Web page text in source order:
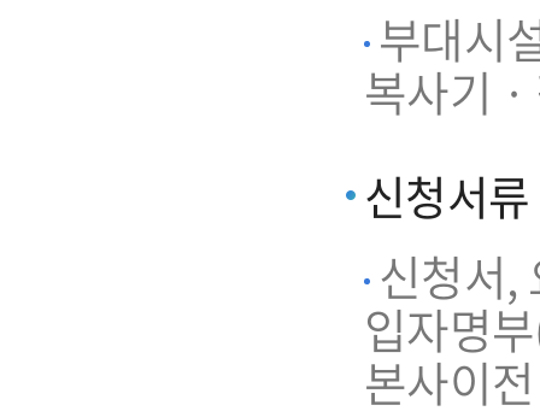
부대시
복사기
신청서류
신청서,
입자명
본사이